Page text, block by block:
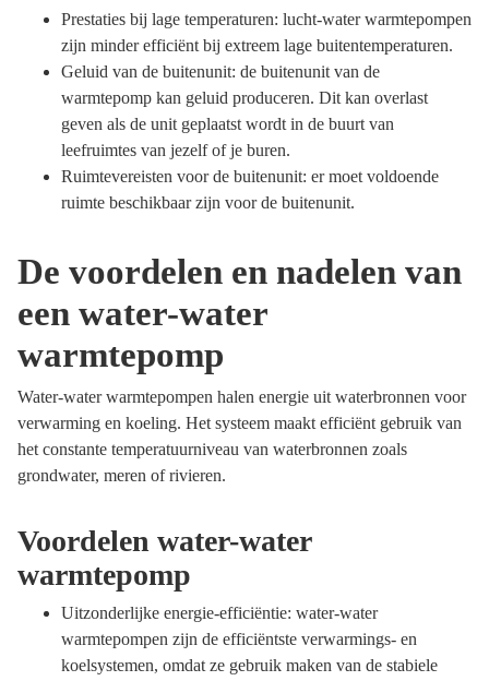
Prestaties bij lage temperaturen: lucht-water warmtepompen
zijn minder efficiënt bij extreem lage buitentemperaturen.
Geluid van de buitenunit: de buitenunit van de
warmtepomp kan geluid produceren. Dit kan overlast
geven als de unit geplaatst wordt in de buurt van
leefruimtes van jezelf of je buren.
Ruimtevereisten voor de buitenunit: er moet voldoende
ruimte beschikbaar zijn voor de buitenunit.
De voordelen en nadelen van
een water-water
warmtepomp
Water-water warmtepompen halen energie uit waterbronnen voor
verwarming en koeling. Het systeem maakt efficiënt gebruik van
het constante temperatuurniveau van waterbronnen zoals
grondwater, meren of rivieren.
Voordelen water-water
warmtepomp
Uitzonderlijke energie-efficiëntie: water-water
warmtepompen zijn de efficiëntste verwarmings- en
koelsystemen, omdat ze gebruik maken van de stabiele